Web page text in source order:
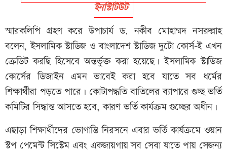
ইনস্টিটিউট
স্মারকলিপি গ্রহণ করে উপাচার্য ড. নকীব মোহাম্মদ নসরুল্লাহ
বলেন, ইসলামিক স্টাডিজ ও বাংলাদেশ স্টাডিজ দুটো কোর্স-ই এখন
ক্রেডিট করছি হিসেবে অন্তর্ভুক্ত করা হয়েছে। ইসলামিক স্টাডিজ
কোর্সের ডিজাইন এমন ভাবেই করা হবে যাতে সব ধর্মের
শিক্ষার্থীরা পড়তে পারে। কোটাপদ্ধতি বাতিলের ব্যাপারে গুচ্ছ ভর্তি
কমিটির সিদ্ধান্ত আসতে হবে, কারণ ভর্তি কার্যক্রম গুচ্ছের অধীন।
এছাড়া শিক্ষার্থীদের ভোগান্তি নিরসনে এবার ভর্তি কার্যক্রমে ওয়ান
স্টপ পেমেন্ট সিস্টেম এবং একজায়গায় সব সেবা যাতে পায় সেজন্য